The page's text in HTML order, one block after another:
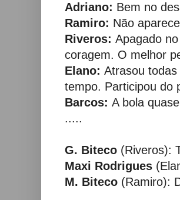
Adriano: Bem no
Ramiro: Não
Riveros: Apagado
coragem. O melhor
Elano: Atrasou
tempo. Participou do
Barcos: A bola
.....
G. Biteco (Riveros):
Maxi Rodrigues
M. Biteco (Ramiro):